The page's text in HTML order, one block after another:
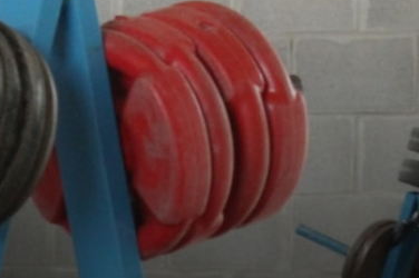
Inclusivo
sus anuncios a los trabajadores
de Faltas por presuntas irregularidades
del ferrocarril
de adultos mayores
Vilela